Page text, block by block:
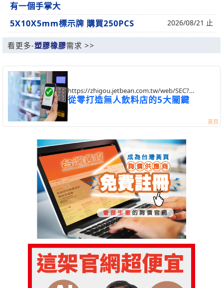
有一個手掌大
5X10X5mm標示牌 購買250PCS 2026/08/21 止
看更多-塑膠橡膠需求 >>
https://zhigou.jetbean.com.tw/web/SEC?
postId=1323136
從零打造無人飲料店的5大關鍵